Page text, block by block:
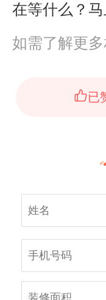
在等什么？马
如需了解更
已